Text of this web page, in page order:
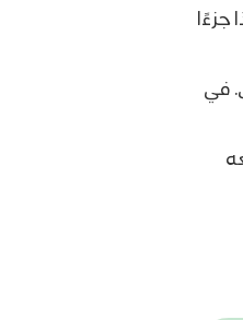
جزءًا
في